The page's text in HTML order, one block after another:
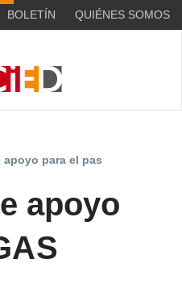
BOLETÍN QUIÉNES SOMOS
apoyo
apoyo para el pas